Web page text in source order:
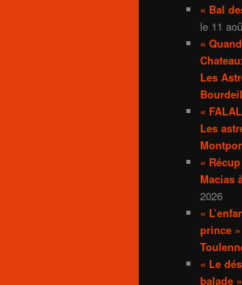
« Bal
le 11
«
Les
«
Les
«
Macias
2026
«
prince
« Le
balade